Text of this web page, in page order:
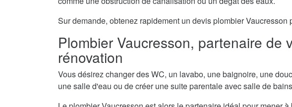
Sur demande, obtenez rapidement un devis plombier
Plombier Vaucresson, partenaire de
rénovation
Vous désirez changer des WC, un lavabo, une baignoire, une
une salle d'eau ou de créer une suite parentale avec salle de